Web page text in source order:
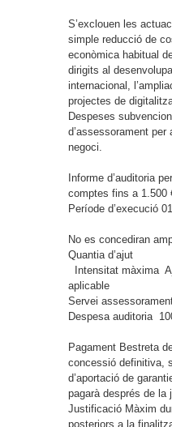
S’exclouen les
simple reducció de
econòmica habitual
dirigits al
internacional,
projectes de
Despeses
d’assessorament per
negoci.
Informe d’auditoria
comptes fins a 1.500
Període d’execució
No es concediran
Quantia d’ajut
Intensitat màxima
aplicable
Servei
Despesa auditoria
Pagament Bestreta
concessió definitiva,
d’aportació de
pagarà després de la
Justificació Màxim
posteriors a la